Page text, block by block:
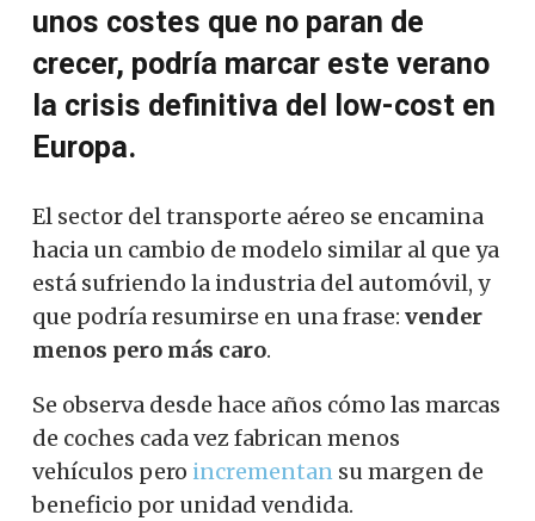
unos costes que no paran de
crecer, podría marcar este verano
la crisis definitiva del low-cost en
Europa.
El sector del transporte aéreo se encamina
hacia un cambio de modelo similar al que ya
está sufriendo la industria del automóvil, y
que podría resumirse en una frase: vender
menos pero más caro.
Se observa desde hace años cómo las marcas
de coches cada vez fabrican menos
vehículos pero incrementan su margen de
beneficio por unidad vendida.